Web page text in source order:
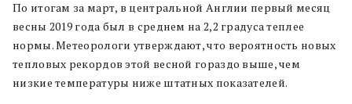
По итогам за март, в центральной Англии первый месяц
весны 2019 года был в среднем на 2,2 градуса теплее
нормы. Метеорологи утверждают, что вероятность новых
тепловых рекордов этой весной гораздо выше, чем
низкие температуры ниже штатных показателей.